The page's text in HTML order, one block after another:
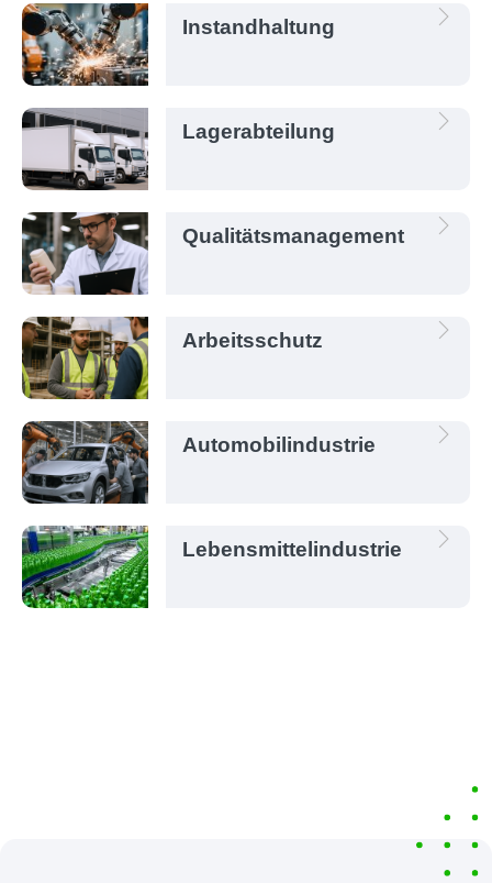
Instandhaltung
Lagerabteilung
Qualitätsmanagement
Arbeitsschutz
Automobilindustrie
Lebensmittelindustrie